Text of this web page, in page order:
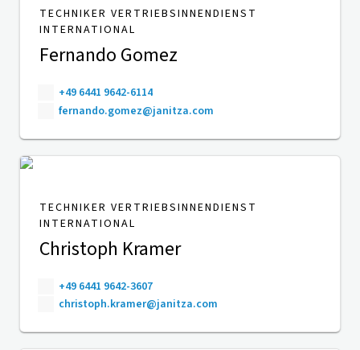
TECHNIKER VERTRIEBSINNENDIENST
INTERNATIONAL
Fernando Gomez
+49 6441 9642-6114
fernando.gomez@janitza.com
TECHNIKER VERTRIEBSINNENDIENST
INTERNATIONAL
Christoph Kramer
+49 6441 9642-3607
christoph.kramer@janitza.com